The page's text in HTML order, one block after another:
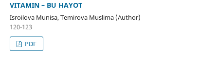
VITAMIN – BU HAYOT
Isroilova Munisa, Temirova Muslima (Author)
120-123
PDF